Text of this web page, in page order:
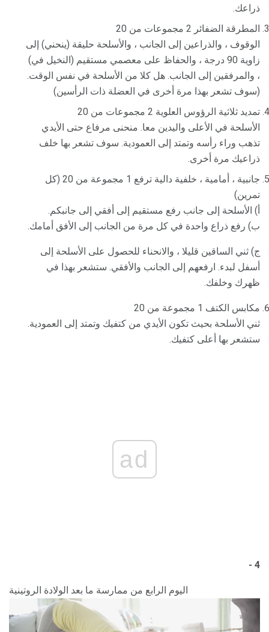
ذراعك.
المطرقة الضفائر 2 مجموعات من 20
الوقوف ، والذراعين إلى الجانب ، والأسلحة حليقة (ينحني) إلى
زاوية 90 درجة ، والحفاظ على معصمي مستقيم (النخيل في)
، والمرفقين إلى الجانب. هل كلا من الأسلحة في نفس الوقت.
(سوف تشعر بهذا مرة أخرى في العضلة ذات الرأسين)
تمديد ثلاثية الرؤوس العلوية 2 مجموعات من 20
الأسلحة في الأعلى واليدين معا. منحنى مرفاع حتى الأيدي
تذهب وراء رأسه وتمتد إلى العمودية. سوف تشعر بها خلف
ذراعيك مرة أخرى.
جانبية ، أمامية ، خلفية دالية ترفع 1 مجموعة من 20 (كل
تمرين)
أ) الأسلحة إلى جانب رفع مستقيم إلى أفقي إلى جانبكم.
ب) رفع ذراع واحدة في كل مرة من الجانب إلى الأفق أمامك.
ج) ثني الساقين قليلا ، والانحناء للحصول على الأسلحة إلى
أسفل لبدء. ارفعهم إلى الجانب والأفقي. ستشعر بهذا في
ظهرك وخلفك.
مكابس الكتف 1 مجموعة من 20
ثني الأسلحة بحيث تكون الأيدي من كتفيك وتمتد إلى العمودية.
ستشعر بها أعلى كتفيك.
ad
4 -
اليوم الرابع من ممارسة ما بعد الولادة الروتينية